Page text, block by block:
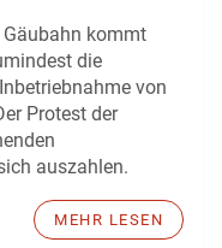
kommt
die
von
Protest der
auszahlen.
MEHR LESEN